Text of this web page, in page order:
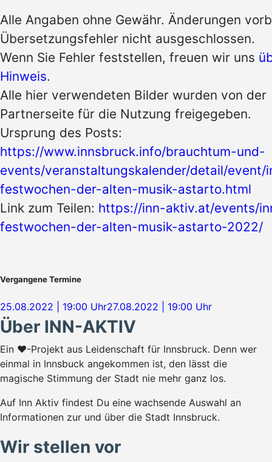
Alle Angaben ohne Gewähr. Änderungen
Übersetzungsfehler nicht ausgeschlossen.
Wenn Sie Fehler feststellen, freuen wir uns
Hinweis.
Alle hier verwendeten Bilder wurden von der
Partnerseite für die Nutzung freigegeben.
Ursprung des Posts:
https://www.innsbruck.info/brauchtum-und-
events/veranstaltungskalender/detail/event/
festwochen-der-alten-musik-astarto.html
Link zum Teilen: https://inn-aktiv.at/events/
festwochen-der-alten-musik-astarto-2022/
Vergangene Termine
25.08.2022 | 19:00 Uhr27.08.2022 | 19:00 Uhr
Über INN-AKTIV
Ein ♥-Projekt aus Leidenschaft für Innsbruck. Denn wer
einmal in Innsbuck angekommen ist, den lässt die
magische Stimmung der Stadt nie mehr ganz los.
Auf Inn Aktiv findest Du eine wachsende Auswahl an
Informationen zur und über die Stadt Innsbruck.
Wir stellen vor